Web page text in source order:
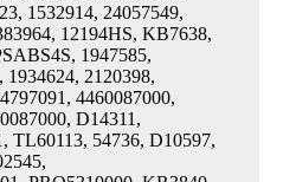
1532914, 24057549,
12194HS, KB7638,
1947585,
1934624, 2120398,
4460087000,
D14311,
TL60113, 54736, D10597,